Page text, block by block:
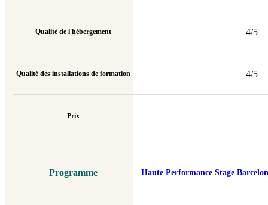
Qualité de l'hébergement
Qualité des installations de formation
Prix
4/5
4/5
Programme Haute Performance Stage